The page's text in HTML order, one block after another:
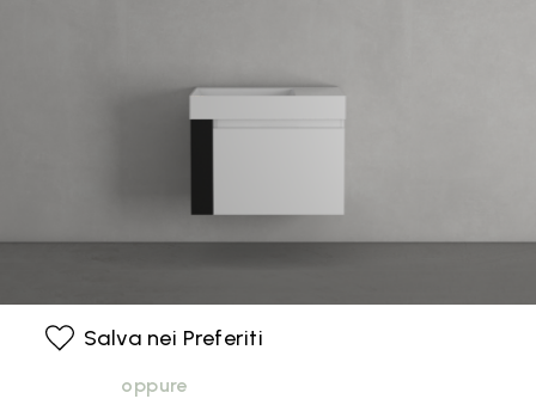
Salva nei Preferiti
oppure